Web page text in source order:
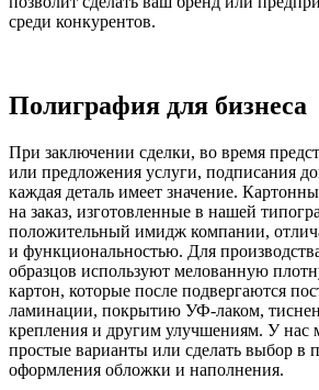
среди конкурентов.
Полиграфия для бизнеса
При заключении сделки, во время
или предложения услуги, подписания
каждая деталь имеет значение.
на заказ, изготовленные в нашей
положительный имидж компании,
и функциональностью. Для
образцов используют мелованную
картон, которые после подвергаются
ламинации, покрытию УФ-лаком,
крепления и другим улучшениям. У нас
простые варианты или сделать выбор в
оформления обложки и наполнения.